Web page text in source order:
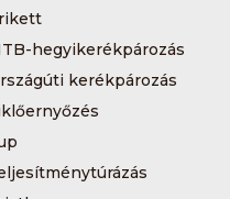
hegyikerékpározás
kerékpározás